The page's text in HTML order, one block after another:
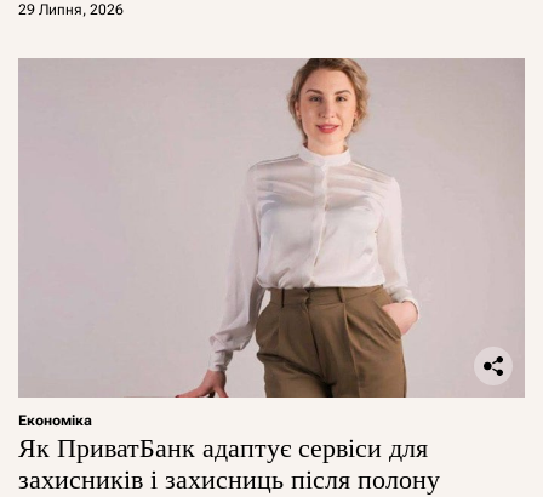
29 Липня, 2026
Економіка
Як ПриватБанк адаптує сервіси для
захисників і захисниць після полону